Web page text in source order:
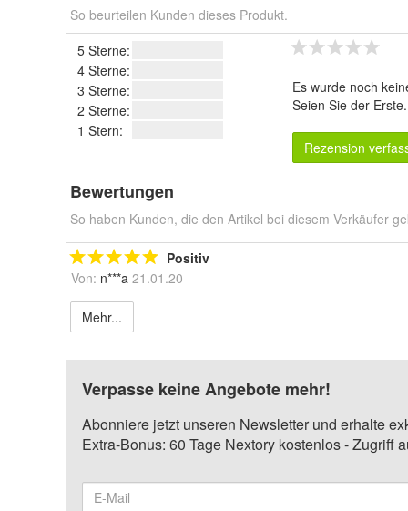
So beurteilen Kunden dieses Produkt.
5 Sterne:
4 Sterne:
3 Sterne:
2 Sterne:
1 Stern:
Es wurde noch
Seien Sie der
Rezension
Bewertungen
So haben Kunden, die den Artikel bei diesem Verkäufer
Positiv
Von: n***a 21.01.20
Mehr...
Verpasse keine Angebote mehr!
Abonniere jetzt unseren Newsletter und erhalte
Extra-Bonus: 60 Tage Nextory kostenlos - Zugriff